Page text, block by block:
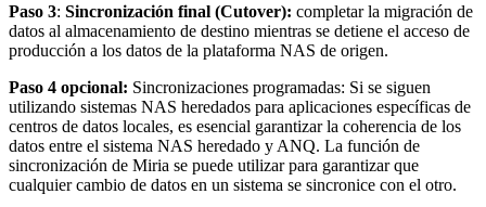
Paso 3: Sincronización final (Cutover): completar la migración de
datos al almacenamiento de destino mientras se detiene el acceso de
producción a los datos de la plataforma NAS de origen.
Paso 4 opcional: Sincronizaciones programadas: Si se siguen
utilizando sistemas NAS heredados para aplicaciones específicas de
centros de datos locales, es esencial garantizar la coherencia de los
datos entre el sistema NAS heredado y ANQ. La función de
sincronización de Miria se puede utilizar para garantizar que
cualquier cambio de datos en un sistema se sincronice con el otro.